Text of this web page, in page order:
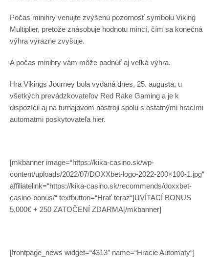
Počas minihry venujte zvýšenú pozornosť symbolu Viking
Multiplier, pretože znásobuje hodnotu mincí, čím sa konečná
výhra výrazne zvyšuje.
A počas minihry vám môže padnúť aj veľká výhra.
Hra Vikings Journey bola vydaná dnes, 25. augusta, u
všetkých prevádzkovateľov Red Rake Gaming a je k
dispozícii aj na turnajovom nástroji spolu s ostatnými hracími
automatmi poskytovateľa hier.
[mkbanner image=“https://kika-casino.sk/wp-
content/uploads/2022/07/DOXXbet-logo-2022-200×100-1.jpg“
affiliatelink=“https://kika-casino.sk/recommends/doxxbet-
casino-bonus/“ textbutton=“Hrať teraz“]UVÍTACÍ BONUS
5,000€ + 250 ZATOČENÍ ZDARMA[/mkbanner]
[frontpage_news widget=“4313″ name=“Hracie Automaty“]